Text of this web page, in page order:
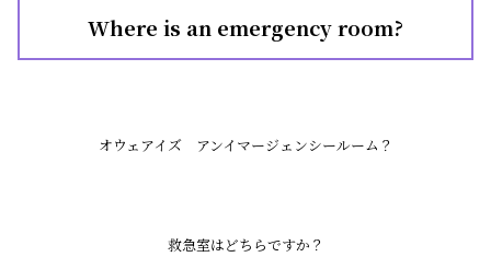
Where is an emergency room?
オウェアイズ アンイマージェンシールーム？
救急室はどちらですか？